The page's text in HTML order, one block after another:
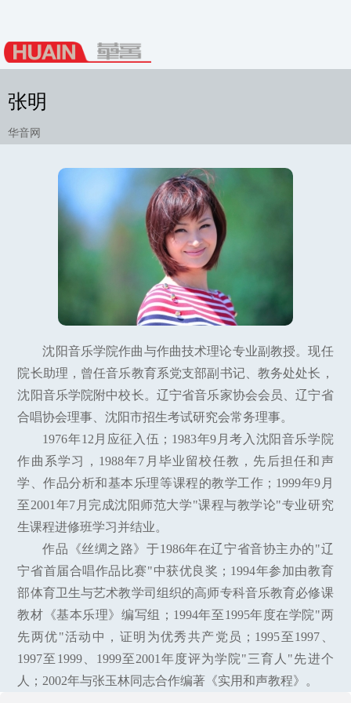
张明
华音网
沈阳音乐学院作曲与作曲技术理论专业副教授。现任
院长助理，曾任音乐教育系党支部副书记、教务处处长，
沈阳音乐学院附中校长。辽宁省音乐家协会会员、辽宁省
合唱协会理事、沈阳市招生考试研究会常务理事。
1976年12月应征入伍；1983年9月考入沈阳音乐学院
作曲系学习，1988年7月毕业留校任教，先后担任和声
学、作品分析和基本乐理等课程的教学工作；1999年9月
至2001年7月完成沈阳师范大学"课程与教学论"专业研究
生课程进修班学习并结业。
作品《丝绸之路》于1986年在辽宁省音协主办的"辽
宁省首届合唱作品比赛"中获优良奖；1994年参加由教育
部体育卫生与艺术教学司组织的高师专科音乐教育必修课
教材《基本乐理》编写组；1994年至1995年度在学院"两
先两优"活动中，证明为优秀共产党员；1995至1997、
1997至1999、1999至2001年度评为学院"三育人"先进个
人；2002年与张玉林同志合作编著《实用和声教程》。